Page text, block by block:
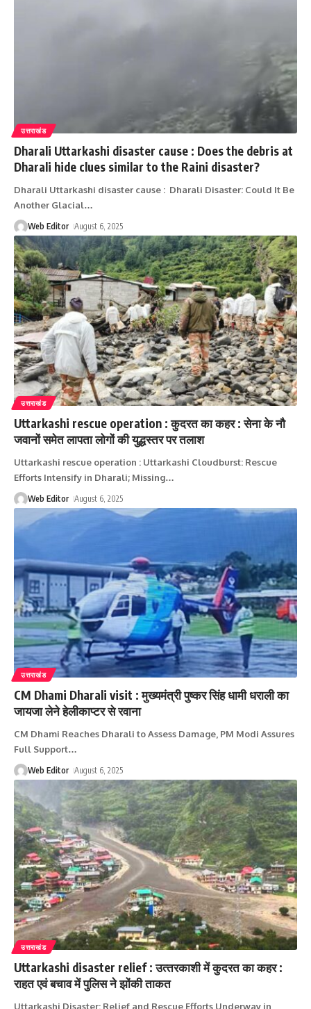
उत्तराखंड
Dharali Uttarkashi disaster cause : Does the debris at
Dharali hide clues similar to the Raini disaster?
Dharali Uttarkashi disaster cause : Dharali Disaster: Could It Be
Another Glacial…
Web Editor August 6, 2025
उत्तराखंड
Uttarkashi rescue operation : कुदरत का कहर : सेना के नौ
जवानों समेत लापता लोगों की युद्धस्‍तर पर तलाश
Uttarkashi rescue operation : Uttarkashi Cloudburst: Rescue
Efforts Intensify in Dharali; Missing…
Web Editor August 6, 2025
उत्तराखंड
CM Dhami Dharali visit : मुख्‍यमंत्री पुष्‍कर सिंह धामी धराली का
जायजा लेने हेलीकाप्‍टर से रवाना
CM Dhami Reaches Dharali to Assess Damage, PM Modi Assures
Full Support…
Web Editor August 6, 2025
उत्तराखंड
Uttarkashi disaster relief : उत्‍तरकाशी में कुदरत का कहर :
राहत एवं बचाव में पुलिस ने झोंकी ताकत
Uttarkashi Disaster: Relief and Rescue Efforts Underway in